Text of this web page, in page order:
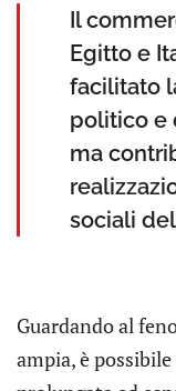
Il
Egitto e
facilitato
politico e
ma
sociali
Guardando al
ampia, è